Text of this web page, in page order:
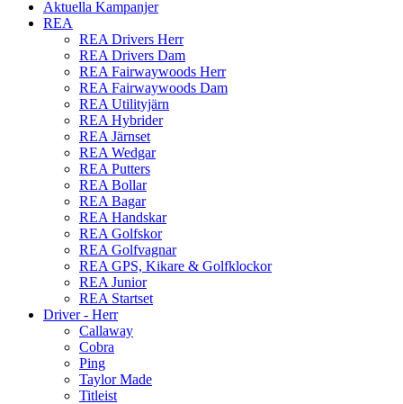
Aktuella Kampanjer
REA
REA Drivers Herr
REA Drivers Dam
REA Fairwaywoods Herr
REA Fairwaywoods Dam
REA Utilityjärn
REA Hybrider
REA Järnset
REA Wedgar
REA Putters
REA Bollar
REA Bagar
REA Handskar
REA Golfskor
REA Golfvagnar
REA GPS, Kikare & Golfklockor
REA Junior
REA Startset
Driver - Herr
Callaway
Cobra
Ping
Taylor Made
Titleist